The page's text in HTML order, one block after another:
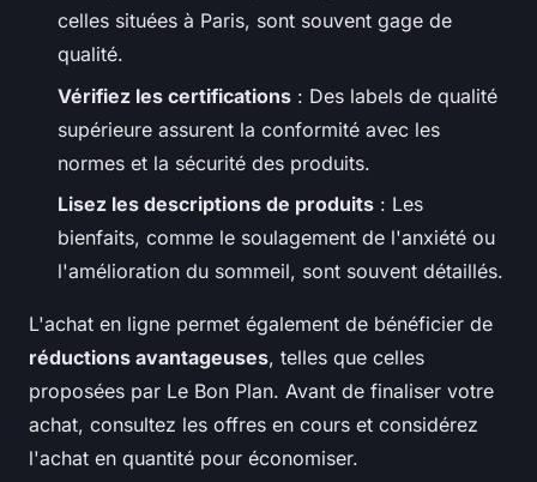
celles situées à Paris, sont souvent gage de
qualité.
Vérifiez les certifications : Des labels de qualité
supérieure assurent la conformité avec les
normes et la sécurité des produits.
Lisez les descriptions de produits : Les
bienfaits, comme le soulagement de l'anxiété ou
l'amélioration du sommeil, sont souvent détaillés.
L'achat en ligne permet également de bénéficier de
réductions avantageuses, telles que celles
proposées par Le Bon Plan. Avant de finaliser votre
achat, consultez les offres en cours et considérez
l'achat en quantité pour économiser.